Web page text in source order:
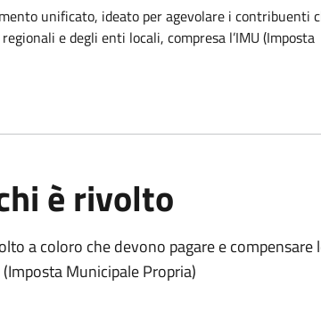
unificato, ideato per agevolare i contribuenti
e degli enti locali, compresa l’IMU (Imposta
è rivolto
a coloro che devono pagare e
(Imposta Municipale Propria)